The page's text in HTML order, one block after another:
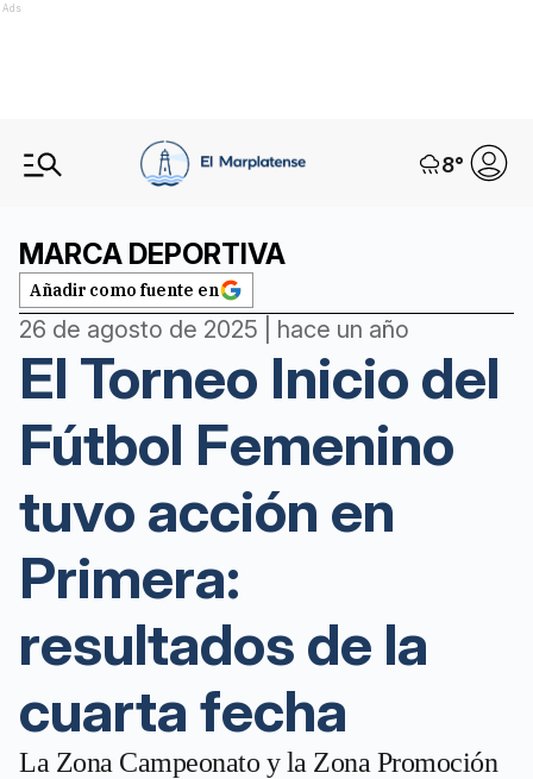
Ads
8°
MARCA DEPORTIVA
Añadir como fuente en
26 de agosto de 2025 | hace un año
El Torneo Inicio del
Fútbol Femenino
tuvo acción en
Primera:
resultados de la
cuarta fecha
La Zona Campeonato y la Zona Promoción